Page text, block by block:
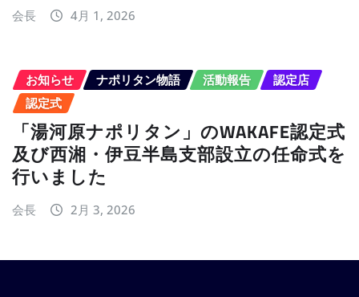
会長 4月 1, 2026
お知らせ ナポリタン物語 活動報告
認定店
認定式
「湯河原ナポリタン」のWAKAFE認定式
及び西湘・伊豆半島支部設立の任命式を
行いました
会長 2月 3, 2026